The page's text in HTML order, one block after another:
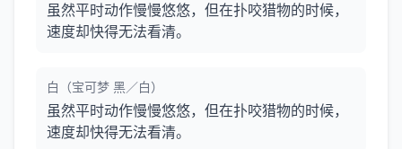
虽然平时动作慢慢悠悠，但在扑咬猎物的时候，
速度却快得无法看清。
白（宝可梦 黑／白）
虽然平时动作慢慢悠悠，但在扑咬猎物的时候，
速度却快得无法看清。